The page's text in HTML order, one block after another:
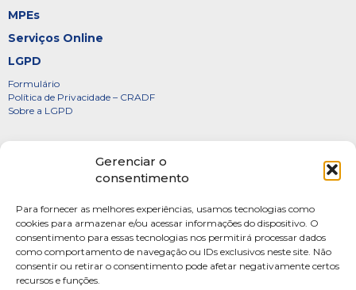
Gerenciar o
consentimento
Para fornecer as melhores experiências, usamos tecnologias como
cookies para armazenar e/ou acessar informações do dispositivo. O
consentimento para essas tecnologias nos permitirá processar dados
como comportamento de navegação ou IDs exclusivos neste site. Não
consentir ou retirar o consentimento pode afetar negativamente certos
recursos e funções.
MPEs
Serviços Online
LGPD
Formulário
Política de Privacidade – CRADF
Sobre a LGPD
Diretoria
FOTOS
Webmail
Artigos